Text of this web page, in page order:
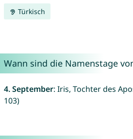
Türkisch
Wann sind die Namenstage
4. September: Iris, Tochter des
103)